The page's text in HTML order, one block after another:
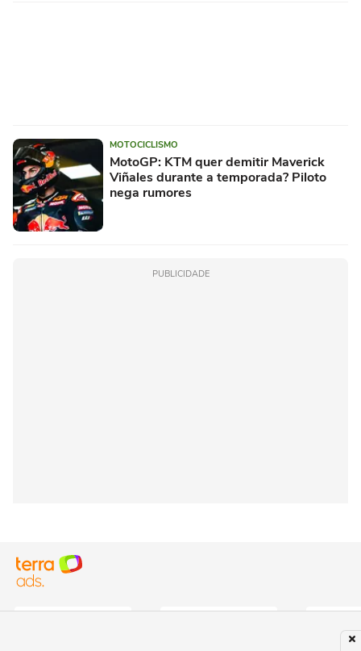
MOTOCICLISMO
MotoGP: KTM quer demitir Maverick
Viñales durante a temporada? Piloto
nega rumores
PUBLICIDADE